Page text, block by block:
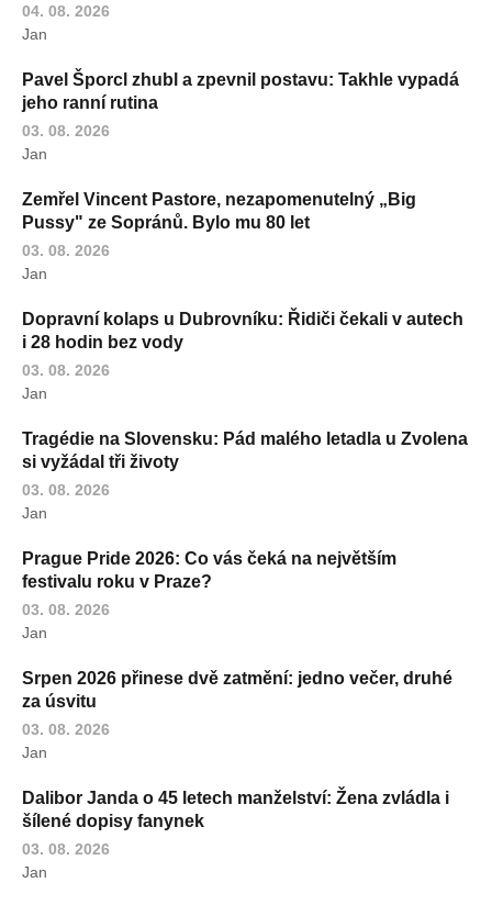
04. 08. 2026
Jan
Pavel Šporcl zhubl a zpevnil postavu: Takhle vypadá
jeho ranní rutina
03. 08. 2026
Jan
Zemřel Vincent Pastore, nezapomenutelný „Big
Pussy" ze Sopránů. Bylo mu 80 let
03. 08. 2026
Jan
Dopravní kolaps u Dubrovníku: Řidiči čekali v autech
i 28 hodin bez vody
03. 08. 2026
Jan
Tragédie na Slovensku: Pád malého letadla u Zvolena
si vyžádal tři životy
03. 08. 2026
Jan
Prague Pride 2026: Co vás čeká na největším
festivalu roku v Praze?
03. 08. 2026
Jan
Srpen 2026 přinese dvě zatmění: jedno večer, druhé
za úsvitu
03. 08. 2026
Jan
Dalibor Janda o 45 letech manželství: Žena zvládla i
šílené dopisy fanynek
03. 08. 2026
Jan